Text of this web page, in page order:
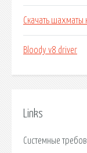
Скачать шахматы
Bloody v8 driver
Links
Системные